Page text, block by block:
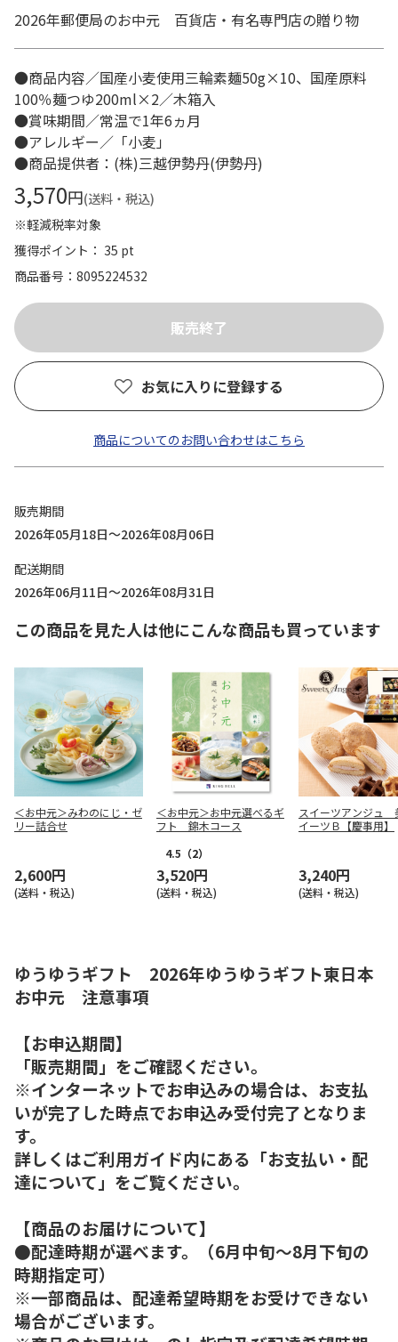
2026年郵便局のお中元 百貨店・有名専門店の贈り物
●商品内容／国産小麦使用三輪素麺50g×10、国産原料
100％麺つゆ200ml×2／木箱入
●賞味期間／常温で1年6ヵ月
●アレルギー／「小麦」
●商品提供者：(株)三越伊勢丹(伊勢丹)
3,570円(送料・税込)
※軽減税率対象
獲得ポイント： 35 pt
商品番号
8095224532
お気に入りに登録する
商品についてのお問い合わせはこちら
販売期間
2026年05月18日～2026年08月06日
配送期間
2026年06月11日～2026年08月31日
この商品を見た人は他にこんな商品も買っています
＜お中元＞みわのにじ・ゼ
リー詰合せ
2,600円
(送料・税込)
＜お中元＞お中元選べるギ
フト 錦木コース
4.5 （2）
3,520円
(送料・税込)
スイーツアンジュ
イーツＢ【慶事用】
3,240円
(送料・税込)
ゆうゆうギフト 2026年ゆうゆうギフト東日本
お中元 注意事項
【お申込期間】
「販売期間」をご確認ください。
※インターネットでお申込みの場合は、お支払
いが完了した時点でお申込み受付完了となりま
す。
詳しくはご利用ガイド内にある「お支払い・配
達について」をご覧ください。
【商品のお届けについて】
●配達時期が選べます。（6月中旬～8月下旬の
時期指定可）
※一部商品は、配達希望時期をお受けできない
場合がございます。